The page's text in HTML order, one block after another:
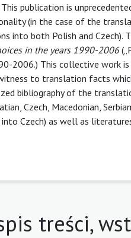
publication is
(in the case of the
into both Polish and Czech).
in the years 1990-2006
2006.) This collective work
to translation facts
bibliography of the
Czech, Macedonian,
Czech) as well as
treści,